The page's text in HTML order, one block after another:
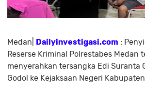
Medan| Dailyinvestigasi.com :
Reserse Kriminal Polrestabes Medan
menyerahkan tersangka Edi Suranta
Godol ke Kejaksaan Negeri